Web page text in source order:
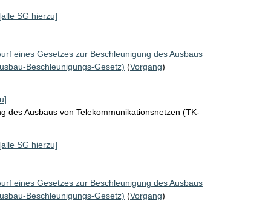
SG hierzu]
eines Gesetzes zur Beschleunigung des Ausbaus
Beschleunigungs-Gesetz) (Vorgang)
des Ausbaus von Telekommunikationsnetzen (TK-
SG hierzu]
eines Gesetzes zur Beschleunigung des Ausbaus
Beschleunigungs-Gesetz) (Vorgang)